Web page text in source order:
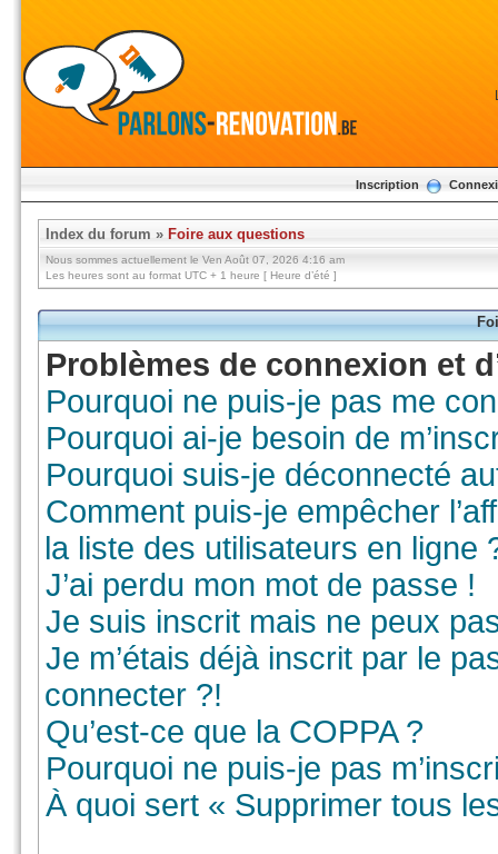
Inscription
Index du forum » Foire aux questions
Nous sommes actuellement le Ven Août 07, 2026 4:16 am
Les heures sont au format UTC + 1 heure [ Heure d’été ]
Problèmes de connexion et
Pourquoi ne puis-je pas me
Pourquoi ai-je besoin de
Pourquoi suis-je déconnecté
Comment puis-je empêcher
la liste des utilisateurs en ligne
J’ai perdu mon mot de passe !
Je suis inscrit mais ne peux
Je m’étais déjà inscrit par le
connecter ?!
Qu’est-ce que la COPPA ?
Pourquoi ne puis-je pas
À quoi sert « Supprimer tous